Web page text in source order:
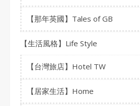
【那年英國】Tales of GB
【生活風格】Life Style
【台灣旅店】Hotel TW
【居家生活】Home